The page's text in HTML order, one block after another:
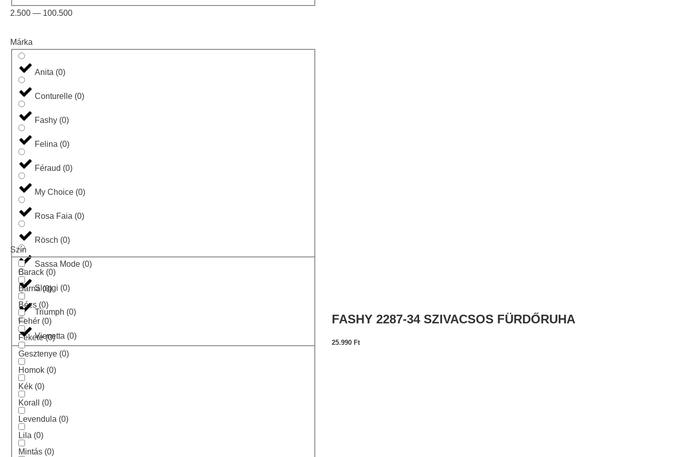
2.500 — 100.500
Márka
Anita (0)
Conturelle (0)
Fashy (0)
Felina (0)
Féraud (0)
My Choice (0)
Rosa Faia (0)
Rösch (0)
Sassa Mode (0)
Sloggi (0)
Triumph (0)
Vienetta (0)
Szín
Barack (0)
Barna (0)
Bézs (0)
Fehér (0)
Fekete(0)
Gesztenye (0)
Homok (0)
Kék (0)
Korall (0)
Levendula (0)
Lila (0)
Mintás (0)
FASHY 2287-34 SZIVACSOS FÜRDŐRUHA
25.990 Ft